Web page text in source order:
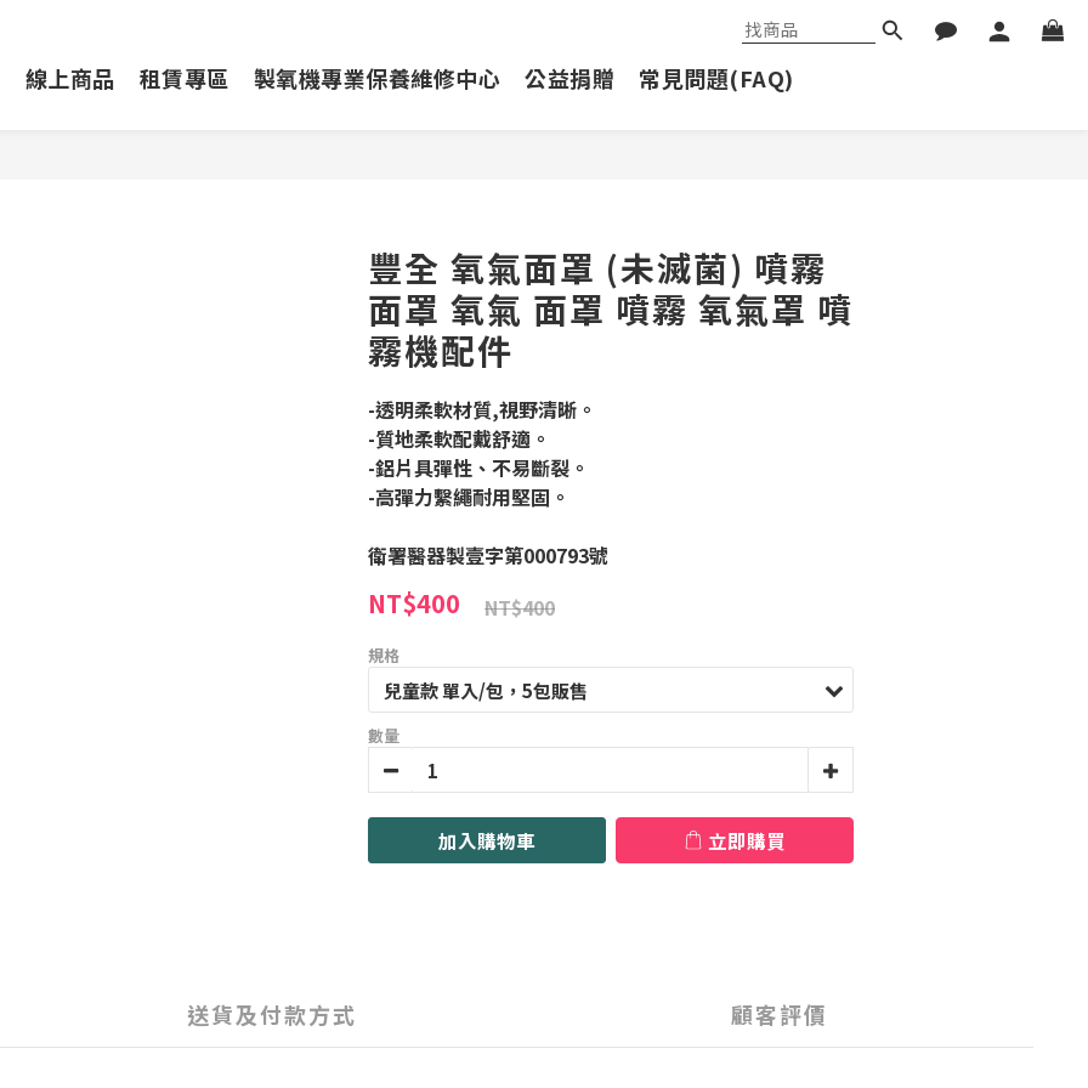
線上商品 租賃專區 製氧機專業保養維修中心 公益捐贈 常見問題(FAQ)
豐全 氧氣面罩 (未滅菌) 噴霧
面罩 氧氣 面罩 噴霧 氧氣罩 噴
霧機配件
-透明柔軟材質,視野清晰。
-質地柔軟配戴舒適。
-鋁片具彈性、不易斷裂。
-高彈力繫繩耐用堅固。
衛署醫器製壹字第000793號
NT$400 NT$400
規格
數量
加入購物車 立即購買
送貨及付款方式 顧客評價